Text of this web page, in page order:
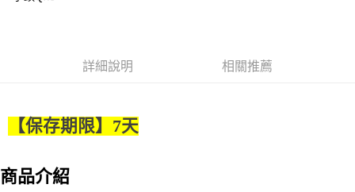
【注意事項】
1.本服務係由「台灣大哥大股份有限公司」（以下簡稱本公司）所提供，讓
買賣價金債權讓與本公司後，依約使用本公司帳單繳交帳款。
2.基於同意付款使用「大哥付你分期」之契約關係目的，商店將以您的個人
【「AFTEE先享後付」結帳流程】
１．於結帳方式選擇「AFTEE先享後付」後，將跳轉至「AFTEE先享後付」
３．收到繳費通知簡訊後14天內，點擊此簡訊中的連結，可透過四大超商／
ATM／網路銀行／等多元方式進行付款，方視為交易完成。
後付繳納相關費用。
※ 交易是否成功請以「AFTEE先享後付 」之結帳頁面顯示為準，若有關於
免運費
詳細說明 相關推薦
【保存期限】7天
商品介紹